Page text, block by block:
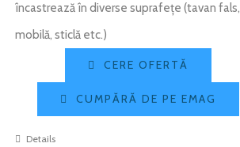
încastrează în diverse suprafețe (tavan fals,
mobilă, sticlă etc.)
CERE OFERTĂ
CUMPĂRĂ DE PE EMAG
Details